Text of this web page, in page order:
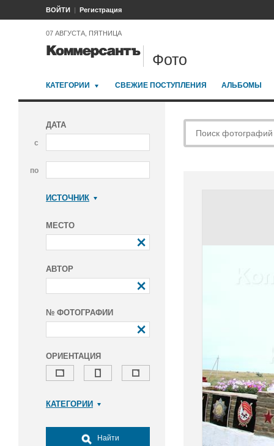
ВОЙТИ Регистрация
07 АВГУСТА, ПЯТНИЦА
Фото
КАТЕГОРИИ СВЕЖИЕ ПОСТУПЛЕНИЯ АЛЬБОМЫ
ДАТА
с
по
ИСТОЧНИК
МЕСТО
АВТОР
№ ФОТОГРАФИИ
ОРИЕНТАЦИЯ
КАТЕГОРИИ
Досуг, туризм и отдых
Найти